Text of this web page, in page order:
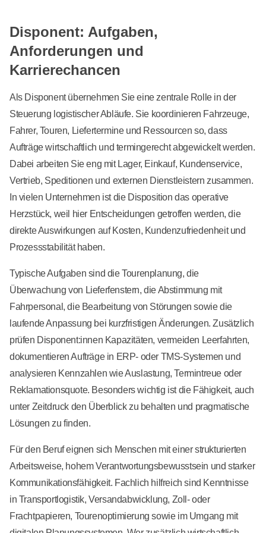
Disponent: Aufgaben,
Anforderungen und
Karrierechancen
Als Disponent übernehmen Sie eine zentrale Rolle in der
Steuerung logistischer Abläufe. Sie koordinieren Fahrzeuge,
Fahrer, Touren, Liefertermine und Ressourcen so, dass
Aufträge wirtschaftlich und termingerecht abgewickelt werden.
Dabei arbeiten Sie eng mit Lager, Einkauf, Kundenservice,
Vertrieb, Speditionen und externen Dienstleistern zusammen.
In vielen Unternehmen ist die Disposition das operative
Herzstück, weil hier Entscheidungen getroffen werden, die
direkte Auswirkungen auf Kosten, Kundenzufriedenheit und
Prozessstabilität haben.
Typische Aufgaben sind die Tourenplanung, die
Überwachung von Lieferfenstern, die Abstimmung mit
Fahrpersonal, die Bearbeitung von Störungen sowie die
laufende Anpassung bei kurzfristigen Änderungen. Zusätzlich
prüfen Disponent:innen Kapazitäten, vermeiden Leerfahrten,
dokumentieren Aufträge in ERP- oder TMS-Systemen und
analysieren Kennzahlen wie Auslastung, Termintreue oder
Reklamationsquote. Besonders wichtig ist die Fähigkeit, auch
unter Zeitdruck den Überblick zu behalten und pragmatische
Lösungen zu finden.
Für den Beruf eignen sich Menschen mit einer strukturierten
Arbeitsweise, hohem Verantwortungsbewusstsein und starker
Kommunikationsfähigkeit. Fachlich hilfreich sind Kenntnisse
in Transportlogistik, Versandabwicklung, Zoll- oder
Frachtpapieren, Tourenoptimierung sowie im Umgang mit